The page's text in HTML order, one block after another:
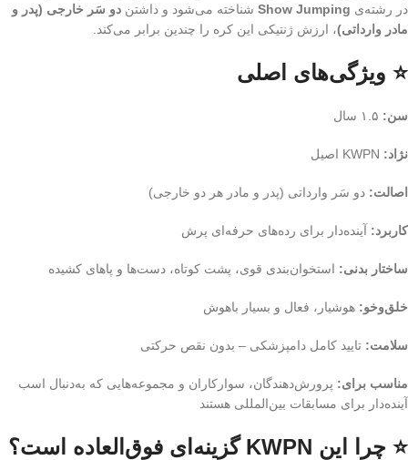
در رشته‌ی Show Jumping شناخته می‌شود و داشتن دو سَر خارجی (پدر و
مادر وارداتی)، ارزش ژنتیکی این کره را چندین برابر می‌کند.
⭐ ویژگی‌های اصلی
سن:
نژاد:
اصالت: دو سَر وارداتی (پدر و مادر هر دو خارجی)
کاربرد: آینده‌دار برای رده‌های حرفه‌ای پرش
ساختار بدنی: استخوان‌بندی قوی، پشت کوتاه، دست‌ها و پاهای کشیده
خلق‌وخو: هوشیار، فعال و بسیار باهوش
سلامت: تایید کامل دامپزشکی – بدون نقص حرکتی
مناسب برای: پرورش‌دهندگان، سوارکاران و مجموعه‌هایی که به‌دنبال اسب
آینده‌دار برای مسابقات بین‌المللی هستند
⭐ چرا این KWPN گزینه‌ای فوق‌العاده است؟